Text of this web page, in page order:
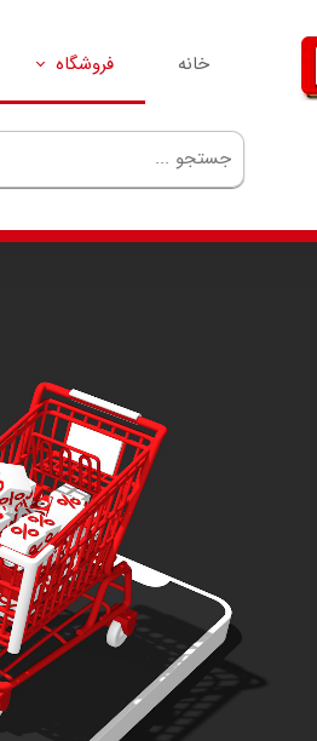
خانه فروشگاه
مودم
گوشی
لوازم جانبی
تجهیزات شبکه